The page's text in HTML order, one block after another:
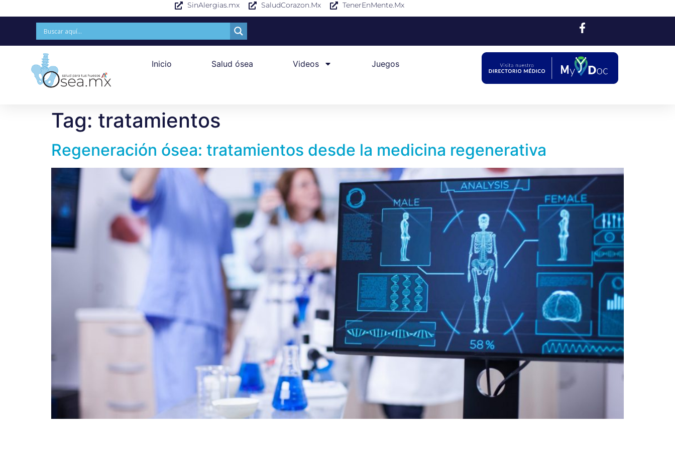
SinAlergias.mx SaludCorazon.Mx TenerEnMente.Mx
Inicio Salud ósea Videos Juegos
Tag: tratamientos
Regeneración ósea: tratamientos desde la medicina regenerativa